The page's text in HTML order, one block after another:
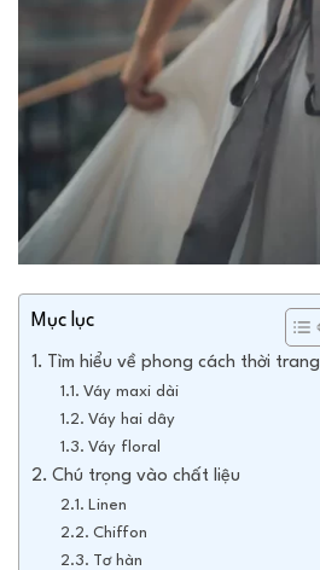
Mục lục
Tìm hiểu về phong cách thời trang
Váy maxi dài
Váy hai dây
Váy floral
Chú trọng vào chất liệu
Linen
Chiffon
Tơ hàn